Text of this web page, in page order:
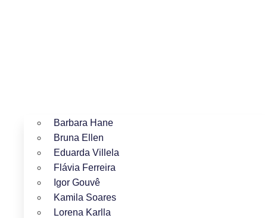
Barbara Hane
Bruna Ellen
Eduarda Villela
Flávia Ferreira
Igor Gouvê
Kamila Soares
Lorena Karlla